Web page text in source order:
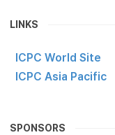
LINKS
ICPC World Site
ICPC Asia Pacific
SPONSORS